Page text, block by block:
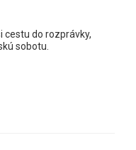
cestu do rozprávky,
sobotu.